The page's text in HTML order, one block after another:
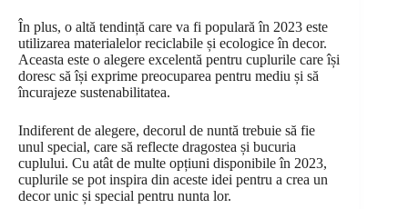
În plus, o altă tendință care va fi populară în 2023 este
utilizarea materialelor reciclabile și ecologice în decor.
Aceasta este o alegere excelentă pentru cuplurile care își
doresc să își exprime preocuparea pentru mediu și să
încurajeze sustenabilitatea.
Indiferent de alegere, decorul de nuntă trebuie să fie
unul special, care să reflecte dragostea și bucuria
cuplului. Cu atât de multe opțiuni disponibile în 2023,
cuplurile se pot inspira din aceste idei pentru a crea un
decor unic și special pentru nunta lor.